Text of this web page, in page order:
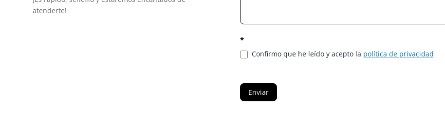
atenderte!
*
Confirmo que he leído y acepto la política de privacidad
Enviar